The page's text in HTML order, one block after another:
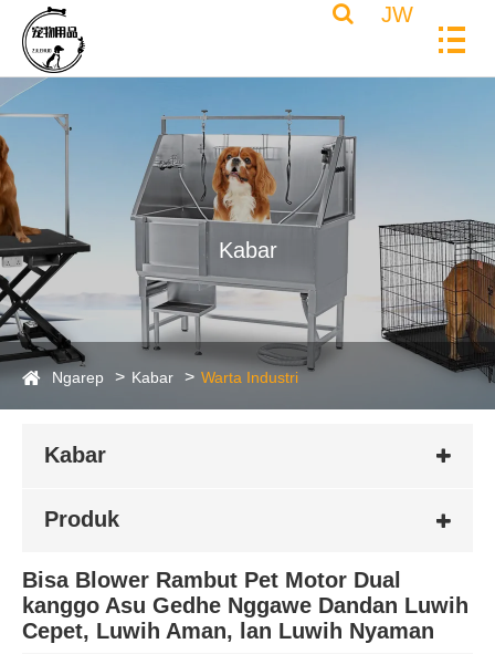
JW
Kabar
Ngarep Kabar Warta Industri
Kabar
Produk
Bisa Blower Rambut Pet Motor Dual
kanggo Asu Gedhe Nggawe Dandan Luwih
Cepet, Luwih Aman, lan Luwih Nyaman